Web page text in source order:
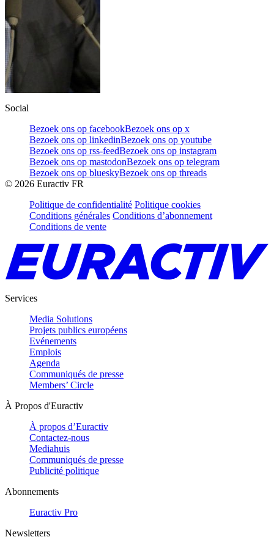
Social
Bezoek ons op facebookBezoek ons op x
Bezoek ons op linkedinBezoek ons op youtube
Bezoek ons op rss-feedBezoek ons op instagram
Bezoek ons op mastodonBezoek ons op telegram
Bezoek ons op blueskyBezoek ons op threads
© 2026 Euractiv FR
Politique de confidentialité Politique cookies
Conditions générales Conditions d’abonnement
Conditions de vente
Services
Media Solutions
Projets publics européens
Evénements
Emplois
Agenda
Communiqués de presse
Members’ Circle
À Propos d'Euractiv
À propos d’Euractiv
Contactez-nous
Mediahuis
Communiqués de presse
Publicité politique
Abonnements
Euractiv Pro
Newsletters